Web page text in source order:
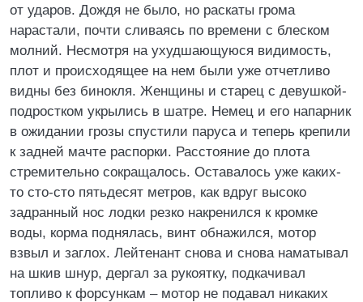
от ударов. Дождя не было, но раскаты грома
нарастали, почти сливаясь по времени с блеском
молний. Несмотря на ухудшающуюся видимость,
плот и происходящее на нем были уже отчетливо
видны без бинокля. Женщины и старец с девушкой-
подростком укрылись в шатре. Немец и его напарник
в ожидании грозы спустили паруса и теперь крепили
к задней мачте распорки. Расстояние до плота
стремительно сокращалось. Оставалось уже каких-
то сто-сто пятьдесят метров, как вдруг высоко
задранный нос лодки резко накренился к кромке
воды, корма поднялась, винт обнажился, мотор
взвыл и заглох. Лейтенант снова и снова наматывал
на шкив шнур, дергал за рукоятку, подкачивал
топливо к форсункам – мотор не подавал никаких